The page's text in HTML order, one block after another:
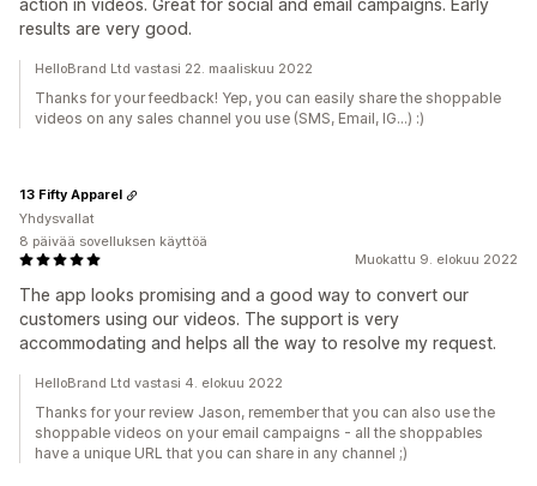
results are very good.
HelloBrand Ltd vastasi 22. maaliskuu 2022
Thanks for your feedback! Yep, you can easily share the shoppable
videos on any sales channel you use (SMS, Email, IG...) :)
Muokattu 9. elokuu 2022
The app looks promising and a good way to convert our
customers using our videos. The support is very
accommodating and helps all the way to resolve my request.
13 Fifty Apparel
Yhdysvallat
8 päivää sovelluksen käyttöä
HelloBrand Ltd vastasi 4. elokuu 2022
Thanks for your review Jason, remember that you can also use the
shoppable videos on your email campaigns - all the shoppables
have a unique URL that you can share in any channel ;)